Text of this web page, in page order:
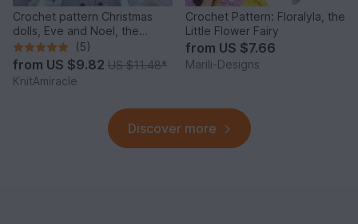
Crochet pattern Christmas
dolls, Eve and Noel, the
Winter Sweethearts
(5)
from US $9.82 US $11.48*
KnitAmiracle
Crochet Pattern: Floralyla, the
Little Flower Fairy
from US $7.66
Marili-Designs
Discover more